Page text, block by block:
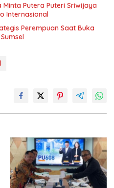
Putera Puteri Sriwijaya
Internasional
Perempuan Saat Buka